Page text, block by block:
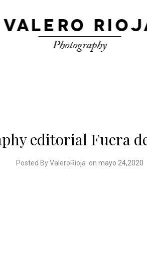
editorial Fuera
Posted By ValeroRioja on mayo 24,2020